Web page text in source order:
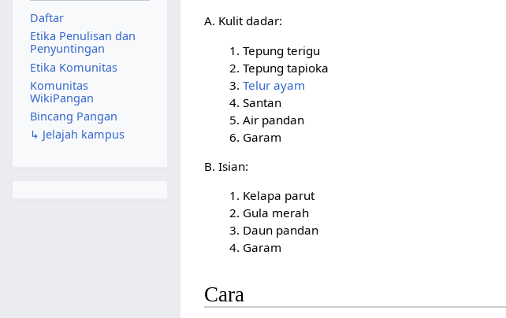
A. Kulit dadar:
Tepung terigu
Tepung tapioka
Telur ayam
Santan
Air pandan
Garam
B. Isian:
Kelapa parut
Gula merah
Daun pandan
Garam
Cara
Daftar
Etika Penulisan dan
Penyuntingan
Etika Komunitas
Komunitas
WikiPangan
Bincang Pangan
↳ Jelajah kampus